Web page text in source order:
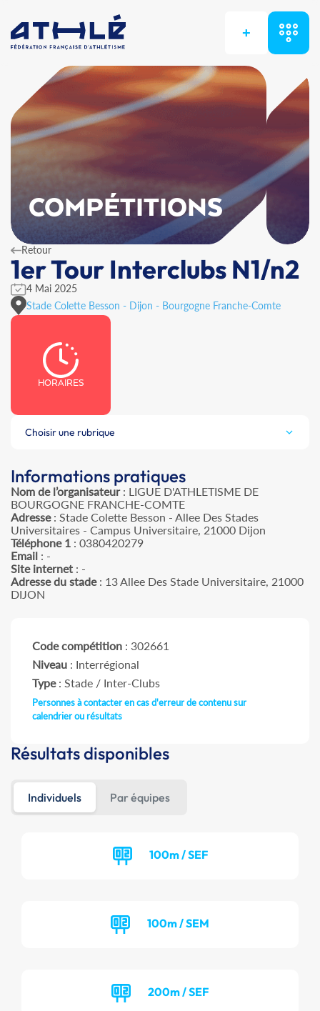
+
COMPÉTITIONS
Retour
1er Tour Interclubs N1/n2
4 Mai 2025
Stade Colette Besson - Dijon - Bourgogne Franche-Comte
HORAIRES
Choisir une rubrique
Informations pratiques
Nom de l’organisateur: LIGUE D'ATHLETISME DE
BOURGOGNE FRANCHE-COMTE
Adresse: Stade Colette Besson - Allee Des Stades
Universitaires - Campus Universitaire, 21000 Dijon
Téléphone 1 : 0380420279
Email : -
Site internet : -
Adresse du stade: 13 Allee Des Stade Universitaire, 21000
DIJON
Code compétition : 302661
Niveau : Interrégional
Type: Stade / Inter-Clubs
Personnes à contacter en cas d'erreur de contenu sur
calendrier ou résultats
Résultats disponibles
Individuels Par équipes
100m / SEF
100m / SEM
200m / SEF